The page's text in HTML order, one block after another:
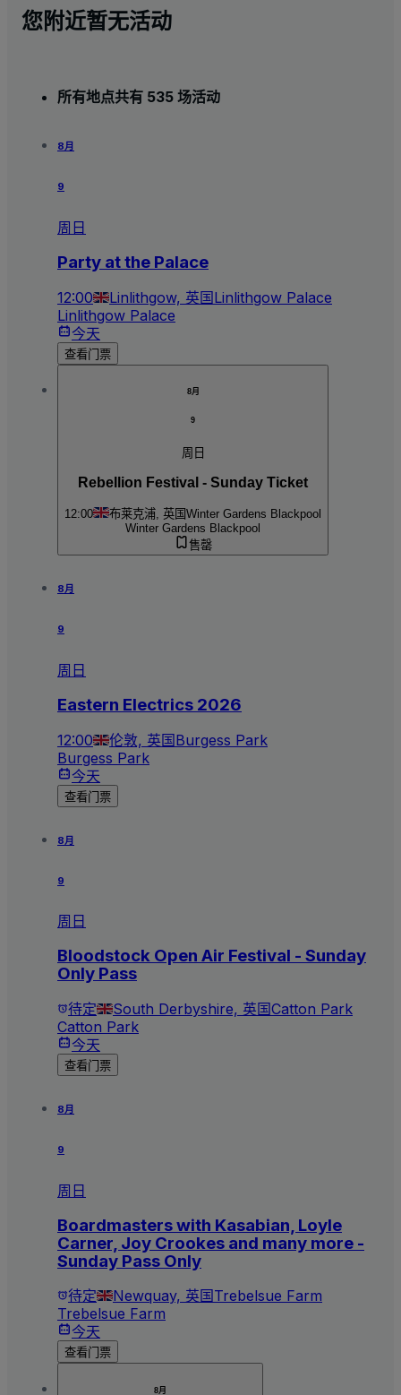
您附近暂无活动
所有地点共有 535 场活动
8月
9
周日
Party at the Palace
12:00 Linlithgow, 英国Linlithgow Palace
Linlithgow Palace
今天
查看门票
8月
9
周日
Rebellion Festival - Sunday Ticket
12:00 布莱克浦, 英国Winter Gardens Blackpool
Winter Gardens Blackpool
售罄
8月
9
周日
Eastern Electrics 2026
12:00 伦敦, 英国Burgess Park
Burgess Park
今天
查看门票
8月
9
周日
Bloodstock Open Air Festival - Sunday
Only Pass
待定 South Derbyshire, 英国Catton Park
Catton Park
今天
查看门票
8月
9
周日
Boardmasters with Kasabian, Loyle
Carner, Joy Crookes and many more -
Sunday Pass Only
待定 Newquay, 英国Trebelsue Farm
Trebelsue Farm
今天
查看门票
8月